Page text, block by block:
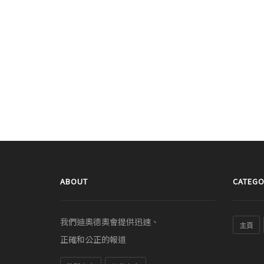
ABOUT
我們迪奧德奧會提供迅速、
正確和公正的報道
主頁